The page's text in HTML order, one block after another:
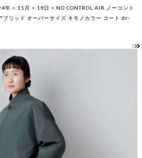
年 > 11月 > 19日 > NO CONTROL AIR ノーコント
ブリッド オーバーサイズ キモノカラー コート dr-